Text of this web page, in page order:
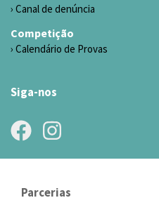
Canal de denúncia
Competição
Calendário de Provas
Siga-nos
Parcerias